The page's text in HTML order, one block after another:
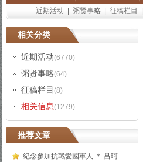
近期活动 粥贤事略 征稿栏目
相关分类
近期活动(6770)
粥贤事略(64)
征稿栏目 (8)
相关信息(1279)
推荐文章
紀念參加抗戰愛國軍人 ＊ 吕珂